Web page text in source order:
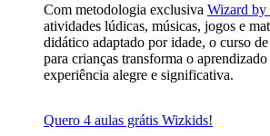
Com metodologia exclusiva Wizard by
atividades lúdicas, músicas, jogos e
didático adaptado por idade, o curso
para crianças transforma o aprendizado
experiência alegre e significativa.
Quero 4 aulas grátis Wizkids!